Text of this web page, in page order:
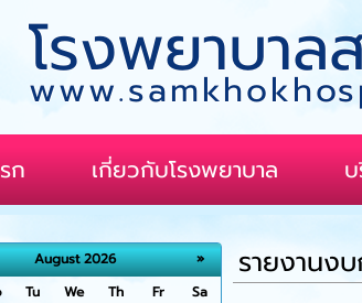
โรงพยาบาล
ก เกี่ยวกับโรงพยาบาล
August 2026
»
Tu We Th Fr
Sa
รายงานง